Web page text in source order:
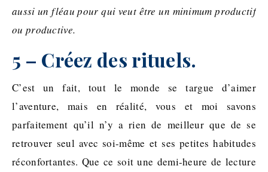
aussi un fléau pour qui veut être un minimum productif
ou productive.
5 – Créez des rituels.
C’est un fait, tout le monde se targue d’aimer
l’aventure, mais en réalité, vous et moi savons
parfaitement qu’il n’y a rien de meilleur que de se
retrouver seul avec soi-même et ses petites habitudes
réconfortantes. Que ce soit une demi-heure de lecture